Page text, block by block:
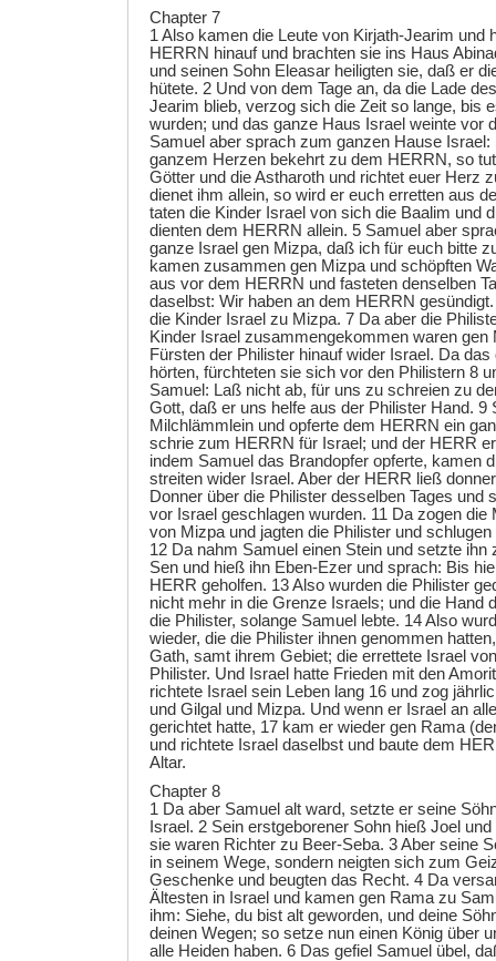
Chapter 7
1 Also kamen die Leute von Kirjath-Jearim und
HERRN hinauf und brachten sie ins Haus
und seinen Sohn Eleasar heiligten sie, daß er
hütete. 2 Und von dem Tage an, da die Lade
Jearim blieb, verzog sich die Zeit so lange, bis
wurden; und das ganze Haus Israel weinte vor
Samuel aber sprach zum ganzen Hause Israel:
ganzem Herzen bekehrt zu dem HERRN, so
Götter und die Astharoth und richtet euer Herz
dienet ihm allein, so wird er euch erretten aus
taten die Kinder Israel von sich die Baalim und
dienten dem HERRN allein. 5 Samuel aber
ganze Israel gen Mizpa, daß ich für euch bitte
kamen zusammen gen Mizpa und schöpften
aus vor dem HERRN und fasteten denselben
daselbst: Wir haben an dem HERRN
die Kinder Israel zu Mizpa. 7 Da aber die
Kinder Israel zusammengekommen waren gen
Fürsten der Philister hinauf wider Israel. Da das
hörten, fürchteten sie sich vor den Philistern 8
Samuel: Laß nicht ab, für uns zu schreien zu
Gott, daß er uns helfe aus der Philister Hand. 9
Milchlämmlein und opferte dem HERRN ein
schrie zum HERRN für Israel; und der HERR
indem Samuel das Brandopfer opferte, kamen
streiten wider Israel. Aber der HERR ließ
Donner über die Philister desselben Tages und
vor Israel geschlagen wurden. 11 Da zogen die
von Mizpa und jagten die Philister und
12 Da nahm Samuel einen Stein und setzte ihn
Sen und hieß ihn Eben-Ezer und sprach: Bis
HERR geholfen. 13 Also wurden die Philister
nicht mehr in die Grenze Israels; und die Hand
die Philister, solange Samuel lebte. 14 Also
wieder, die die Philister ihnen genommen
Gath, samt ihrem Gebiet; die errettete Israel
Philister. Und Israel hatte Frieden mit den
richtete Israel sein Leben lang 16 und zog
und Gilgal und Mizpa. Und wenn er Israel an
gerichtet hatte, 17 kam er wieder gen Rama
und richtete Israel daselbst und baute dem
Altar.
Chapter 8
1 Da aber Samuel alt ward, setzte er seine
Israel. 2 Sein erstgeborener Sohn hieß Joel
sie waren Richter zu Beer-Seba. 3 Aber seine
in seinem Wege, sondern neigten sich zum
Geschenke und beugten das Recht. 4 Da
Ältesten in Israel und kamen gen Rama zu
ihm: Siehe, du bist alt geworden, und deine
deinen Wegen; so setze nun einen König über
alle Heiden haben. 6 Das gefiel Samuel übel,